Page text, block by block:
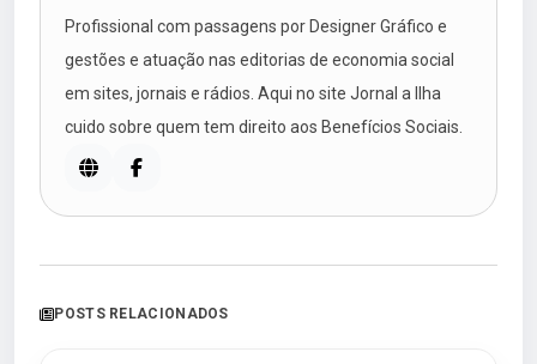
Profissional com passagens por Designer Gráfico e
gestões e atuação nas editorias de economia social
em sites, jornais e rádios. Aqui no site Jornal a Ilha
cuido sobre quem tem direito aos Benefícios Sociais.
POSTS RELACIONADOS